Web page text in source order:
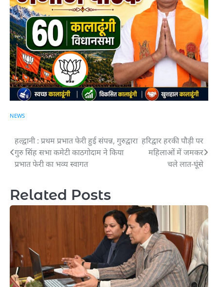
NEWS
Post
navigation
हल्द्वानी : प्रथम प्रभात फेरी हुई संपन्न, गुरुद्वारा
गुरु सिंह सभा कमेटी काठगोदाम ने किया
प्रभात फेरी का भव्य स्वागत
हरिद्वार हरकी पौड़ी पर
महिलाओं में जमकर
चले लात-घूंसे
Related Posts